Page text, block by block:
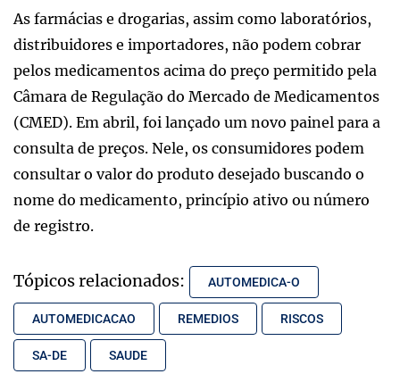
As farmácias e drogarias, assim como laboratórios,
distribuidores e importadores, não podem cobrar
pelos medicamentos acima do preço permitido pela
Câmara de Regulação do Mercado de Medicamentos
(CMED). Em abril, foi lançado um novo painel para a
consulta de preços. Nele, os consumidores podem
consultar o valor do produto desejado buscando o
nome do medicamento, princípio ativo ou número
de registro.
Tópicos relacionados: AUTOMEDICA-O
AUTOMEDICACAO REMEDIOS RISCOS
SA-DE SAUDE